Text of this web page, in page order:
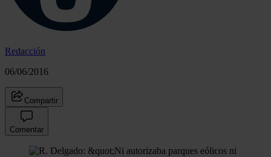
Redacción
06/06/2016
Compartir
Comentar